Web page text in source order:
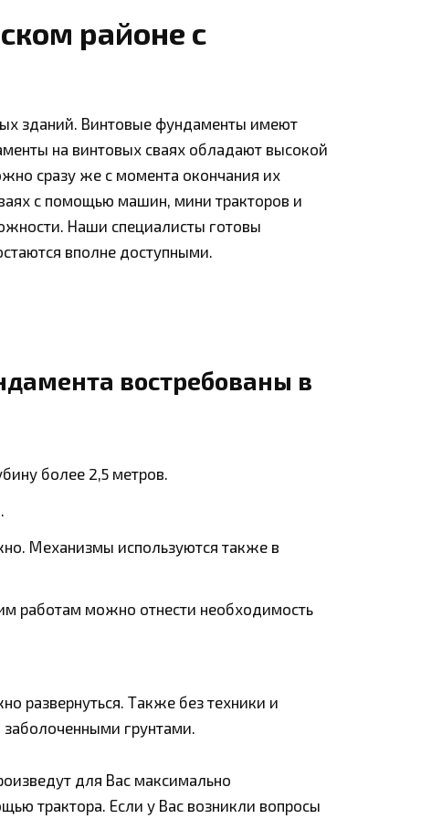
районе с
зданий. Винтовые фундаменты имеют
на винтовых сваях обладают высокой
сразу же с момента окончания их
с помощью машин, мини тракторов и
Наши специалисты готовы
вполне доступными.
востребованы в
более 2,5 метров.
Механизмы используются также в
работам можно отнести необходимость
развернуться. Также без техники и
грунтами.
для Вас максимально
трактора. Если у Вас возникли вопросы